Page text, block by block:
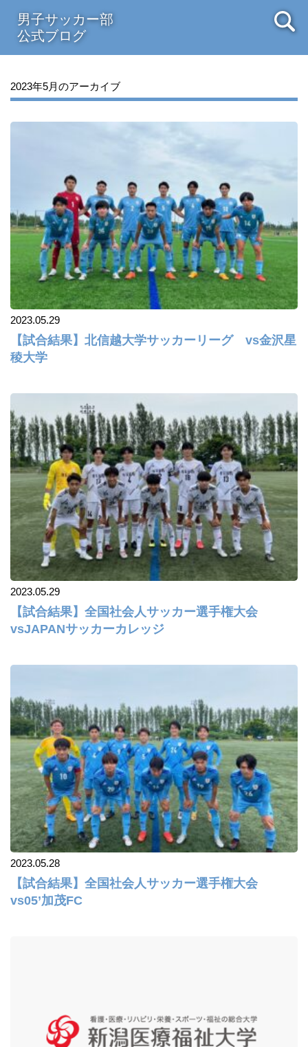
男子サッカー部
公式ブログ
2023年5月のアーカイブ
2023.05.29
【試合結果】北信越大学サッカーリーグ vs金沢星
稜大学
2023.05.29
【試合結果】全国社会人サッカー選手権大会
vsJAPANサッカーカレッジ
2023.05.28
【試合結果】全国社会人サッカー選手権大会
vs05’加茂FC